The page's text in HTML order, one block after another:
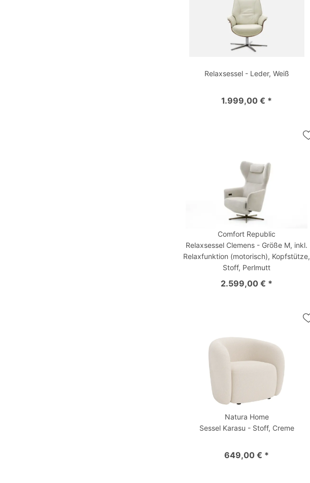
Relaxsessel - Leder, Weiß
1.999,00 € *
Comfort Republic
Relaxsessel Clemens - Größe M, inkl.
Relaxfunktion (motorisch), Kopfstütze,
Stoff, Perlmutt
2.599,00 € *
Natura Home
Sessel Karasu - Stoff, Creme
649,00 € *